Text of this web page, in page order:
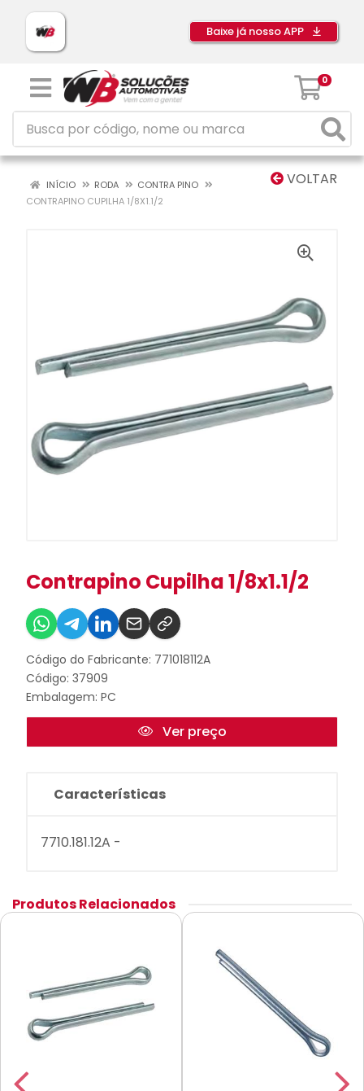
Baixe já nosso APP
0
VOLTAR
INÍCIO RODA
CONTRA PINO
CONTRAPINO CUPILHA 1/8X1.1/2
Contrapino Cupilha 1/8x1.1/2
Código do Fabricante: 771018112A
Código: 37909
Embalagem: PC
Ver preço
Características
7710.181.12A -
Produtos Relacionados